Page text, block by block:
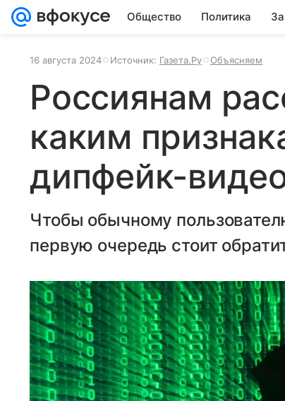
Общество Политика
16 августа 2024 Источник: Газета.Ру Объясняем
Россиянам
каким
дипфейк-
Чтобы обычному
первую очередь стоит